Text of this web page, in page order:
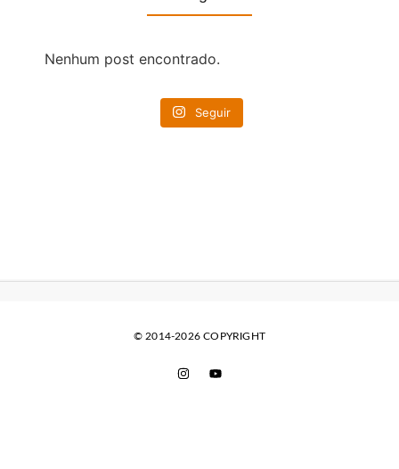
Nenhum post encontrado.
Seguir
© 2014-2026 COPYRIGHT